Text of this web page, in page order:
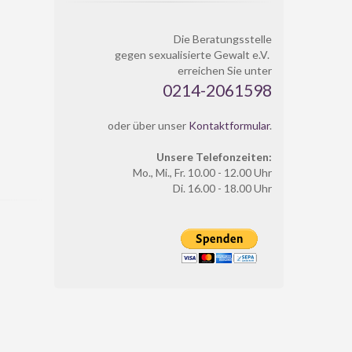
Die Beratungsstelle
gegen sexualisierte Gewalt e.V.
erreichen Sie unter
0214-2061598
oder über unser Kontaktformular.
Unsere Telefonzeiten:
Mo., Mi., Fr. 10.00 - 12.00 Uhr
Di. 16.00 - 18.00 Uhr